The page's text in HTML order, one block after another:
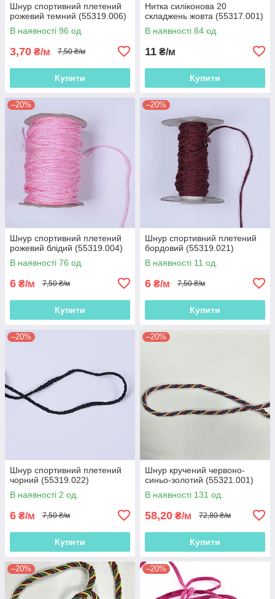
Шнур спортивний плетений
рожевий темний (55319.006)
В наявності 96 од.
3,70 ₴/м 7,50 ₴/м
Купити
Нитка силіконова 20
складжень жовта (55317.001)
В наявності 84 од.
11 ₴/м
Купити
–20%
Шнур спортивний плетений
рожевий блідий (55319.004)
В наявності 76 од.
6 ₴/м 7,50 ₴/м
Купити
–20%
Шнур спортивний плетений
бордовий (55319.021)
В наявності 11 од.
6 ₴/м 7,50 ₴/м
Купити
–20%
Шнур спортивний плетений
чорний (55319.022)
В наявності 2 од.
6 ₴/м 7,50 ₴/м
Купити
–20%
Шнур кручений червоно-
синьо-золотий (55321.001)
В наявності 131 од.
58,20 ₴/м 72,80 ₴/м
Купити
–20% –20%